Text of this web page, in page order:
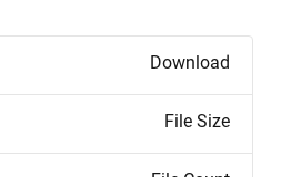
Download
File Size